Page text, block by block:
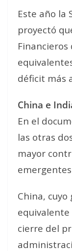
Este año la
proyectó
Financieros
déficit más
China e
En el
las otras
mayor
China,
equivalente
cierre del